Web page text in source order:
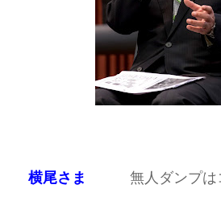
横尾さま
無人ダンプはコ